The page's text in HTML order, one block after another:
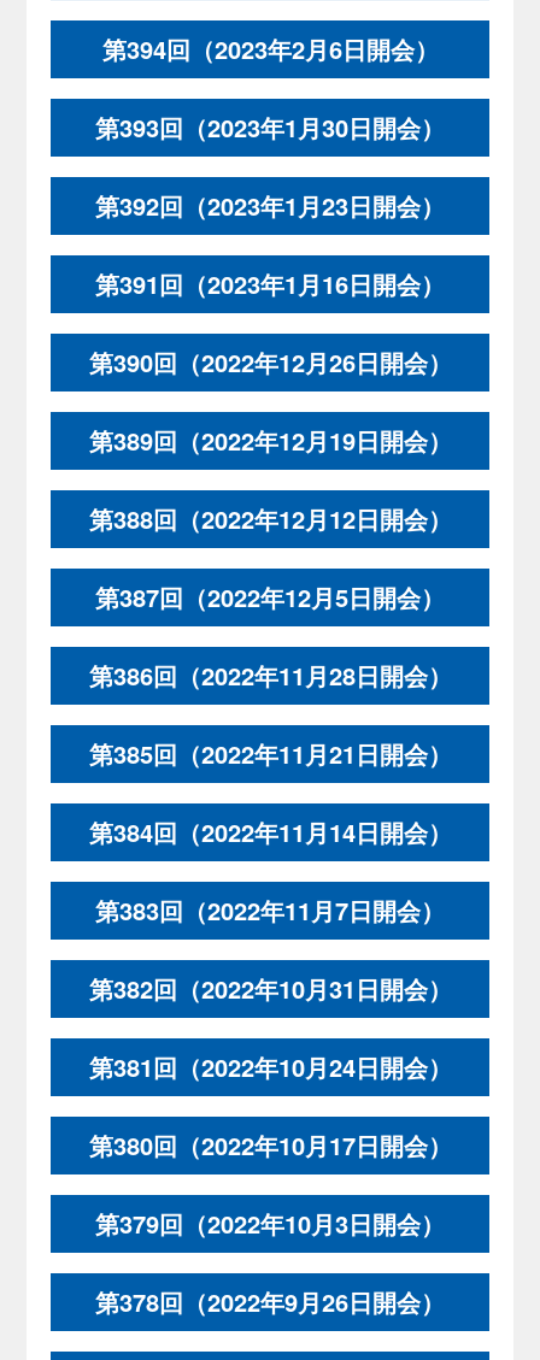
第394回（2023年2月6日開会）
第393回（2023年1月30日開会）
第392回（2023年1月23日開会）
第391回（2023年1月16日開会）
第390回（2022年12月26日開会）
第389回（2022年12月19日開会）
第388回（2022年12月12日開会）
第387回（2022年12月5日開会）
第386回（2022年11月28日開会）
第385回（2022年11月21日開会）
第384回（2022年11月14日開会）
第383回（2022年11月7日開会）
第382回（2022年10月31日開会）
第381回（2022年10月24日開会）
第380回（2022年10月17日開会）
第379回（2022年10月3日開会）
第378回（2022年9月26日開会）